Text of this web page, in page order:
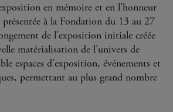
en mémoire et en l’honneur
à la Fondation du 13 au 27
de l’exposition initiale créée
matérialisation de l’univers de
espaces d’exposition, événements et
permettant au plus grand nombre